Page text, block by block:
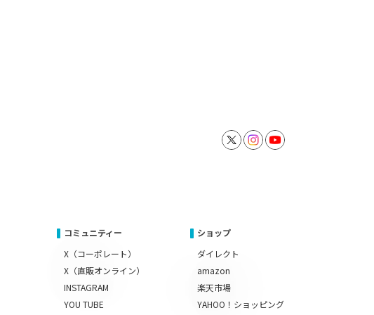
コミュニティー
X（コーポレート）
X（直販オンライン）
INSTAGRAM
YOU TUBE
ショップ
ダイレクト
amazon
楽天市場
YAHOO！ショッピング